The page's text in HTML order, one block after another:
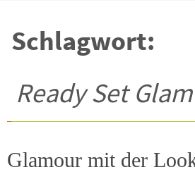
Schlagwort:
Ready Set Glam
Glamour mit der